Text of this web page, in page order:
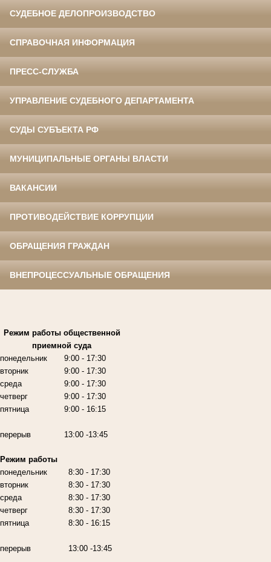
СУДЕБНОЕ ДЕЛОПРОИЗВОДСТВО
СПРАВОЧНАЯ ИНФОРМАЦИЯ
ПРЕСС-СЛУЖБА
УПРАВЛЕНИЕ СУДЕБНОГО ДЕПАРТАМЕНТА
СУДЫ СУБЪЕКТА РФ
МУНИЦИПАЛЬНЫЕ ОРГАНЫ ВЛАСТИ
ВАКАНСИИ
ПРОТИВОДЕЙСТВИЕ КОРРУПЦИИ
ОБРАЩЕНИЯ ГРАЖДАН
ВНЕПРОЦЕССУАЛЬНЫЕ ОБРАЩЕНИЯ
Режим работыобщественной
приемной суда
понедельник
вторник
среда
четверг
пятница
9:00 - 17:30
9:00 - 17:30
9:00 - 17:30
9:00 - 17:30
9:00 - 16:15
перерыв 13:00 -13:45
Режим работы
понедельник
вторник
среда
четверг
пятница
перерыв
8:30 - 17:30
8:30 - 17:30
8:30 - 17:30
8:30 - 17:30
8:30 - 16:15
13:00 -13:45